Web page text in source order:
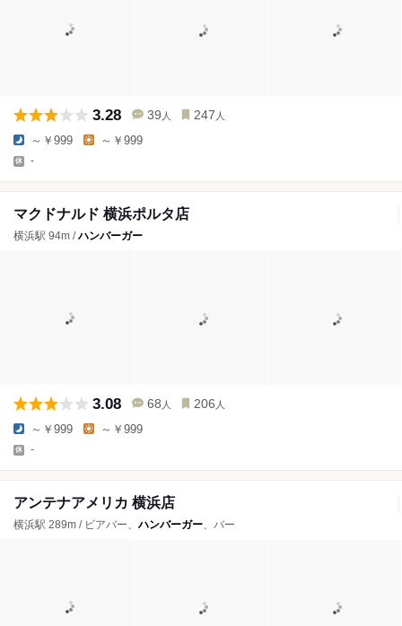
3.28 39 人 247 人
～￥999 ～￥999
-
マクドナルド 横浜ポルタ店
横浜駅 94m /ハンバーガー
3.08 68 人 206 人
～￥999 ～￥999
-
アンテナアメリカ 横浜店
横浜駅 289m / ビアバー、ハンバーガー、バー